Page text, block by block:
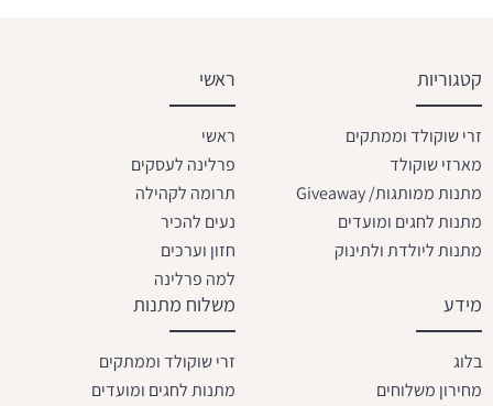
קטגוריות
זרי שוקולד וממתקים
מארזי שוקולד
מתנות ממותגות/ Giveaway
מתנות לחגים ומועדים
מתנות ליולדת ולתינוק
ראשי
ראשי
פרלינה לעסקים
תרומה לקהילה
נעים להכיר
חזון וערכים
למה פרלינה
מידע
בלוג
מחירון משלוחים
משלוח מתנות
זרי שוקולד וממתקים
מתנות לחגים ומועדים